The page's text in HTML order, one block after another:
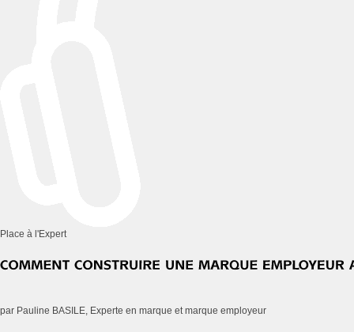
Place à l'Expert
par Pauline BASILE, Experte en marque et marque employeur